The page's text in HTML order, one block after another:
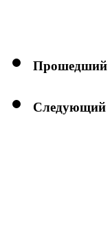
Прошедший
Следующий